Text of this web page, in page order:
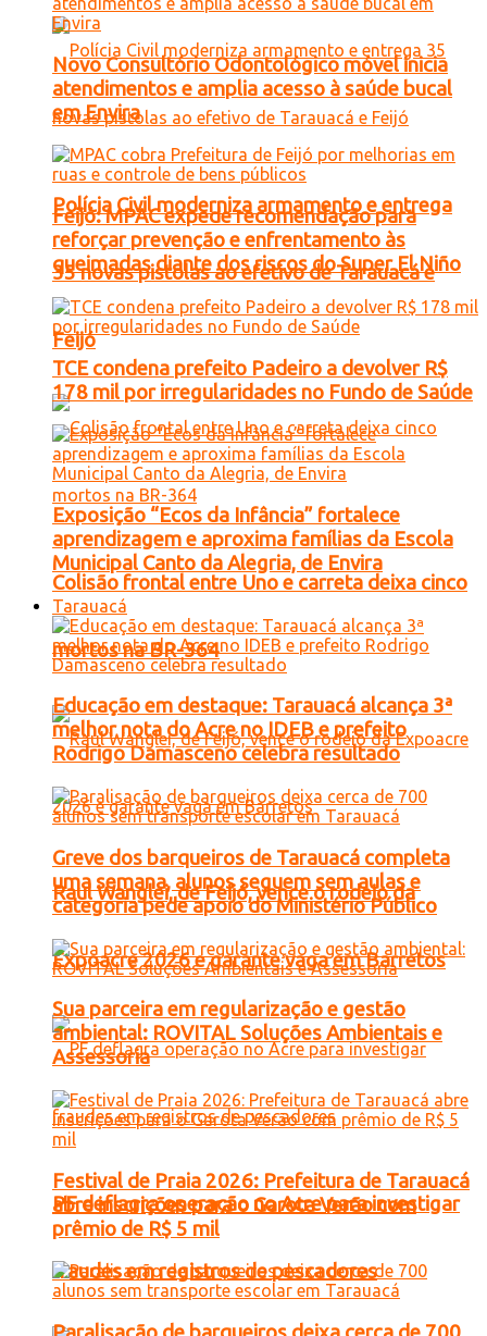
Polícia Civil moderniza armamento e entrega
35 novas pistolas ao efetivo de Tarauacá e
Feijó
Colisão frontal entre Uno e carreta deixa cinco
mortos na BR-364
Raul Wanglei, de Feijó, vence o rodeio da
Expoacre 2026 e garante vaga em Barretos
PF deflagra operação no Acre para investigar
fraudes em registros de pescadores
Novo Consultório Odontológico móvel inicia
atendimentos e amplia acesso à saúde bucal
em Envira
Feijó: MPAC expede recomendação para
reforçar prevenção e enfrentamento às
queimadas diante dos riscos do Super El Niño
TCE condena prefeito Padeiro a devolver R$
178 mil por irregularidades no Fundo de Saúde
Exposição “Ecos da Infância” fortalece
aprendizagem e aproxima famílias da Escola
Municipal Canto da Alegria, de Envira
Tarauacá
Educação em destaque: Tarauacá alcança 3ª
melhor nota do Acre no IDEB e prefeito
Rodrigo Damasceno celebra resultado
Greve dos barqueiros de Tarauacá completa
uma semana, alunos seguem sem aulas e
categoria pede apoio do Ministério Público
Sua parceira em regularização e gestão
ambiental: ROVITAL Soluções Ambientais e
Assessoria
Festival de Praia 2026: Prefeitura de Tarauacá
abre inscrições para o Garota Verão com
prêmio de R$ 5 mil